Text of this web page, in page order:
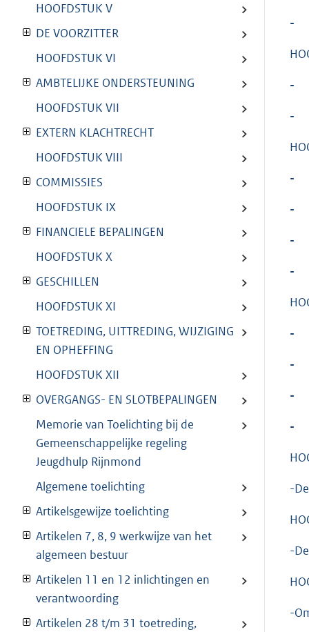
HOOFDSTUK V
DE VOORZITTER
HOOFDSTUK VI
AMBTELIJKE ONDERSTEUNING
HOOFDSTUK VII
EXTERN KLACHTRECHT
HOOFDSTUK VIII
COMMISSIES
HOOFDSTUK IX
FINANCIELE BEPALINGEN
HOOFDSTUK X
GESCHILLEN
HOOFDSTUK XI
TOETREDING, UITTREDING, WIJZIGING
EN OPHEFFING
HOOFDSTUK XII
OVERGANGS- EN SLOTBEPALINGEN
Memorie van Toelichting bij de
Gemeenschappelijke regeling
Jeugdhulp Rijnmond
Algemene toelichting
Artikelsgewijze toelichting
Artikelen 7, 8, 9 werkwijze van het
algemeen bestuur
Artikelen 11 en 12 inlichtingen en
verantwoording
Artikelen 28 t/m 31 toetreding,
-
-
-
-
-
-
-
-
-
-
-
-
-
-